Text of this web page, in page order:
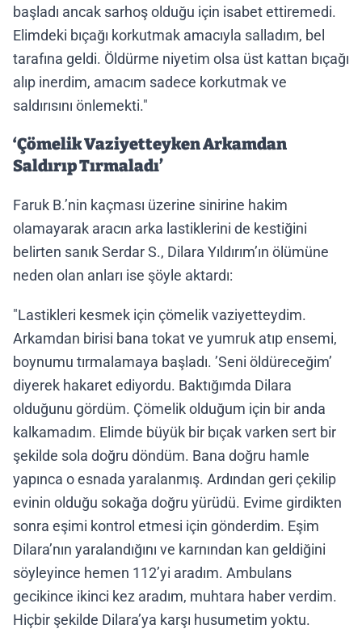
başladı ancak sarhoş olduğu için isabet ettiremedi.
Elimdeki bıçağı korkutmak amacıyla salladım, bel
tarafına geldi. Öldürme niyetim olsa üst kattan bıçağı
alıp inerdim, amacım sadece korkutmak ve
saldırısını önlemekti."
‘Çömelik Vaziyetteyken Arkamdan
Saldırıp Tırmaladı’
Faruk B.’nin kaçması üzerine sinirine hakim
olamayarak aracın arka lastiklerini de kestiğini
belirten sanık Serdar S., Dilara Yıldırım’ın ölümüne
neden olan anları ise şöyle aktardı:
"Lastikleri kesmek için çömelik vaziyetteydim.
Arkamdan birisi bana tokat ve yumruk atıp ensemi,
boynumu tırmalamaya başladı. ’Seni öldüreceğim’
diyerek hakaret ediyordu. Baktığımda Dilara
olduğunu gördüm. Çömelik olduğum için bir anda
kalkamadım. Elimde büyük bir bıçak varken sert bir
şekilde sola doğru döndüm. Bana doğru hamle
yapınca o esnada yaralanmış. Ardından geri çekilip
evinin olduğu sokağa doğru yürüdü. Evime girdikten
sonra eşimi kontrol etmesi için gönderdim. Eşim
Dilara’nın yaralandığını ve karnından kan geldiğini
söyleyince hemen 112’yi aradım. Ambulans
gecikince ikinci kez aradım, muhtara haber verdim.
Hiçbir şekilde Dilara’ya karşı husumetim yoktu.